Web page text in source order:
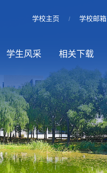
学校主页 / 学校邮箱
学生风采 相关下载
规章制度